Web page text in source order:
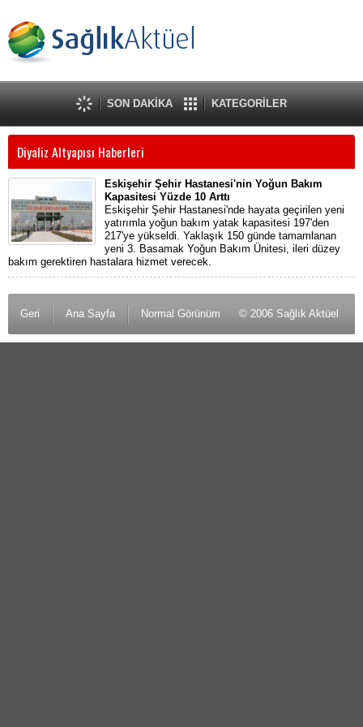
SON DAKİKA KATEGORİLER
Diyaliz Altyapısı Haberleri
Eskişehir Şehir Hastanesi'nin Yoğun Bakım
Kapasitesi Yüzde 10 Arttı
Eskişehir Şehir Hastanesi'nde hayata geçirilen yeni
yatırımla yoğun bakım yatak kapasitesi 197'den
217'ye yükseldi. Yaklaşık 150 günde tamamlanan
yeni 3. Basamak Yoğun Bakım Ünitesi, ileri düzey
bakım gerektiren hastalara hizmet verecek.
Geri Ana Sayfa Normal Görünüm © 2006 Sağlık Aktüel